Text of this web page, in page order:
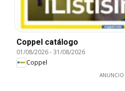
Coppel catálogo
01/08/2026-31/08/2026
Coppel
ANUNCIO